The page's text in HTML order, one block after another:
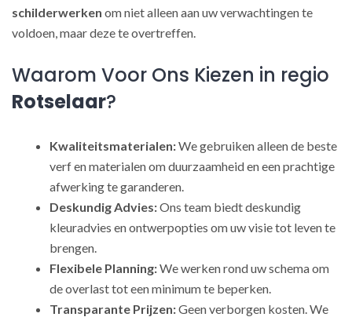
schilderwerken om niet alleen aan uw verwachtingen te
voldoen, maar deze te overtreffen.
Waarom Voor Ons Kiezen in regio
Rotselaar?
Kwaliteitsmaterialen:We gebruiken alleen de beste
verf en materialen om duurzaamheid en een prachtige
afwerking te garanderen.
Deskundig Advies:Ons team biedt deskundig
kleuradvies en ontwerpopties om uw visie tot leven te
brengen.
Flexibele Planning:We werken rond uw schema om
de overlast tot een minimum te beperken.
Transparante Prijzen:Geen verborgen kosten. We